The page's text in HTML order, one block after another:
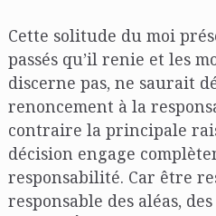
Cette solitude du moi
passés qu’il renie et les
discerne pas, ne saurait
renoncement à la
contraire la principale
décision engage
responsabilité. Car être
responsable des aléas,